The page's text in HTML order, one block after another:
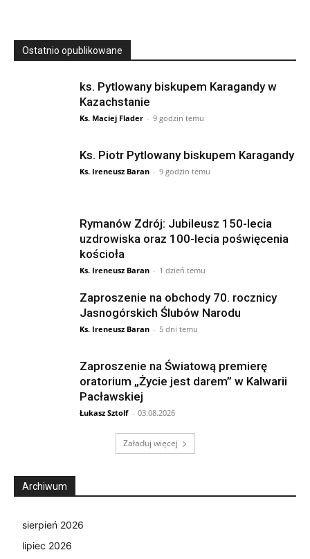
Ostatnio opublikowane
ks. Pytlowany biskupem Karagandy w
Kazachstanie
Ks. Maciej Flader - 9 godzin temu
Ks. Piotr Pytlowany biskupem Karagandy
Ks. Ireneusz Baran - 9 godzin temu
Rymanów Zdrój: Jubileusz 150-lecia
uzdrowiska oraz 100-lecia poświęcenia
kościoła
Ks. Ireneusz Baran - 1 dzień temu
Zaproszenie na obchody 70. rocznicy
Jasnogórskich Ślubów Narodu
Ks. Ireneusz Baran - 5 dni temu
Zaproszenie na Światową premierę
oratorium „Życie jest darem” w Kalwarii
Pacławskiej
Łukasz Sztolf - 03.08.2026
Załaduj więcej
Archiwum
sierpień 2026
lipiec 2026